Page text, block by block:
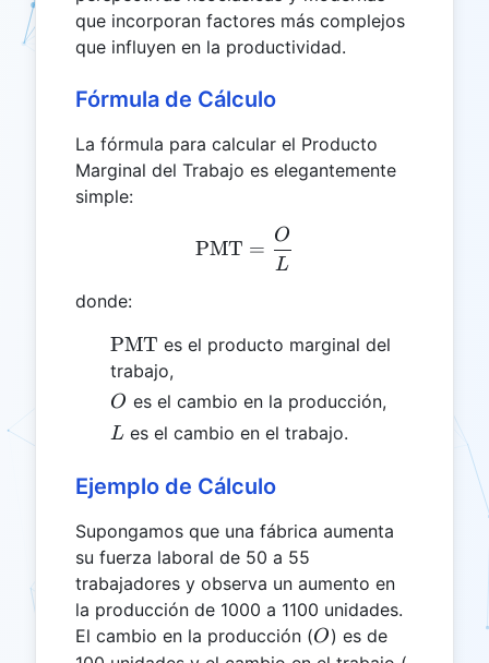
que incorporan factores más complejos
que influyen en la productividad.
Fórmula de Cálculo
La fórmula para calcular el Producto
Marginal del Trabajo es elegantemente
simple:
\text{PMT} =
PMT =
L
O
donde:
\text{PMT}
PMT es el producto marginal del
trabajo,
O
O es el cambio en la producción,
L
L es el cambio en el trabajo.
Ejemplo de Cálculo
Supongamos que una fábrica aumenta
su fuerza laboral de 50 a 55
trabajadores y observa un aumento en
la producción de 1000 a 1100 unidades.
El cambio en la producción (O
O) es de